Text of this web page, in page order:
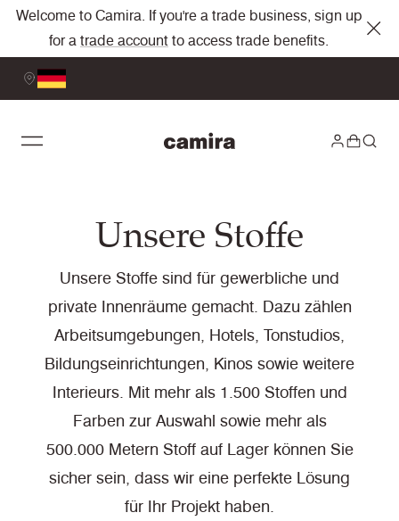
Welcome to Camira. If you're a trade business, sign up
for a trade account to access trade benefits.
Unsere Stoffe
Unsere Stoffe sind für gewerbliche und
private Innenräume gemacht. Dazu zählen
Arbeitsumgebungen, Hotels, Tonstudios,
Bildungseinrichtungen, Kinos sowie weitere
Interieurs. Mit mehr als 1.500 Stoffen und
Farben zur Auswahl sowie mehr als
500.000 Metern Stoff auf Lager können Sie
sicher sein, dass wir eine perfekte Lösung
für Ihr Projekt haben.